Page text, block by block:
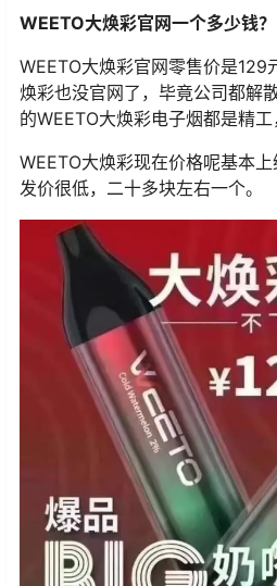
WEETO大焕彩官网一个多少钱？
WEETO大焕彩官网零售价是129
焕彩也没官网了，毕竟公司都解
的WEETO大焕彩电子烟都是精工
WEETO大焕彩现在价格呢基本
发价很低，二十多块左右一个。